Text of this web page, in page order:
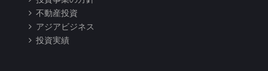
不動産投資
アジアビジネス
投資実績